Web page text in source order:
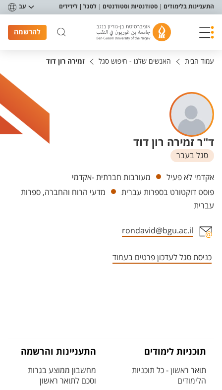
תפריט נגישות
התעניינות בלימודים סטודנטיות וסטודנטים לסגל לידידים עב
להרשמה
עמוד הבית האנשים שלנו - חיפוש סגל זמירה רון דוד
ד"ר זמירה רון דוד
סגל בעבר
יחידות
אקדמי לא פעיל
מעורבות חברתית -אקדמי
פוסט דוקטורט בספרות עברית
מדעי הרוח והחברה, ספרות
עברית
rondavid@bgu.ac.il
כניסת סגל לעדכון פרטים בעמוד
תוכניות לימודים
תואר ראשון - כל תוכניות
הלימודים
התעניינות והרשמה
מחשבון ממוצע בגרות
וסכם לתואר ראשון